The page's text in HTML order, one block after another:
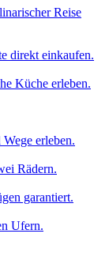
Reise
direkt einkaufen.
Küche erleben.
erleben.
Rädern.
garantiert.
Ufern.